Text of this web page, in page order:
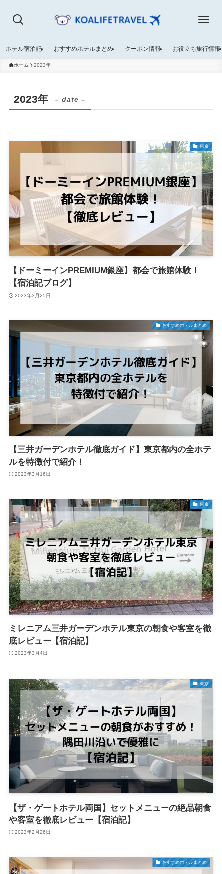
ホテル宿泊記 おすすめホテルまとめ クーポン情報 お役立ち旅行情報
ホーム 2023年
2023年 – date –
東京
【ドーミーインPREMIUM銀座】都会で旅館体験！
【宿泊記ブログ】
2023年3月25日
おすすめホテルまとめ
【三井ガーデンホテル徹底ガイド】東京都内の全ホテ
ルを特徴付で紹介！
2023年3月16日
東京
ミレニアム三井ガーデンホテル東京の朝食や客室を徹
底レビュー【宿泊記】
2023年3月4日
東京
【ザ・ゲートホテル両国】セットメニューの絶品朝食
や客室を徹底レビュー【宿泊記】
2023年2月26日
おすすめホテルまとめ